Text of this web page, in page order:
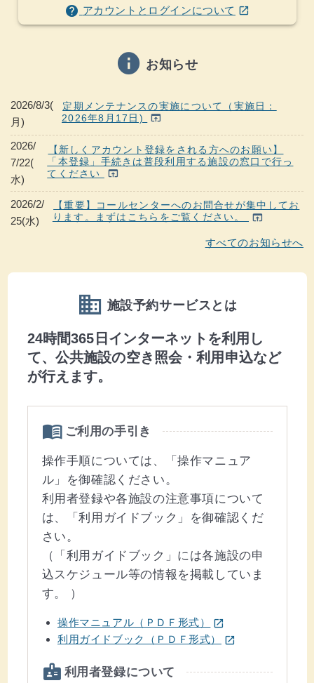
help アカウントとログインについて open_in_new
info お知らせ
2026/8/3(
月)
定期メンテナンスの実施について（実施日：
2026年8月17日)
open_in_browser
2026/
7/22(
水)
【新しくアカウント登録をされる方へのお願い】
「本登録」手続きは普段利用する施設の窓口で行っ
てください
open_in_browser
2026/2/
25(水)
【重要】コールセンターへのお問合せが集中してお
ります。まずはこちらをご覧ください。
open_in_browser
すべてのお知らせへ
domain 施設予約サービスとは
24時間365日インターネットを利用し
て、公共施設の空き照会・利用申込など
が行えます。
menu_book ご利用の手引き
操作手順については、「操作マニュア
ル」を御確認ください。
利用者登録や各施設の注意事項について
は、「利用ガイドブック」を御確認くだ
さい。
（「利用ガイドブック」には各施設の申
込スケジュール等の情報を掲載していま
す。 ）
操作マニュアル（ＰＤＦ形式） open_in_new
利用ガイドブック（ＰＤＦ形式） open_in_new
badge 利用者登録について